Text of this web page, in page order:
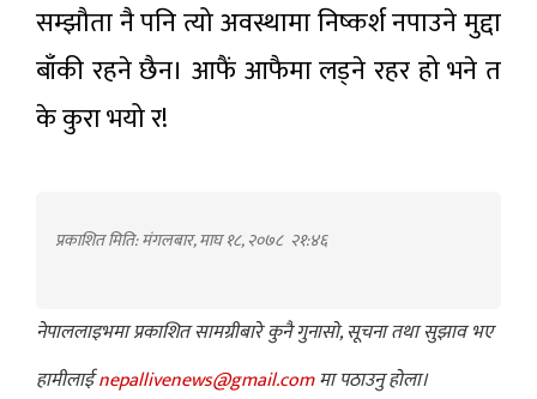
सम्झौता नै पनि त्यो अवस्थामा निष्कर्श नपाउने मुद्दा
बाँकी रहने छैन। आफैं आफैमा लड्ने रहर हो भने त
के कुरा भयो र!
प्रकाशित मिति: मंगलबार, माघ १८, २०७८ २१:४६
नेपाललाइभमा प्रकाशित सामग्रीबारे कुनै गुनासो, सूचना तथा सुझाव भए
हामीलाईnepallivenews@gmail.comमा पठाउनु होला।